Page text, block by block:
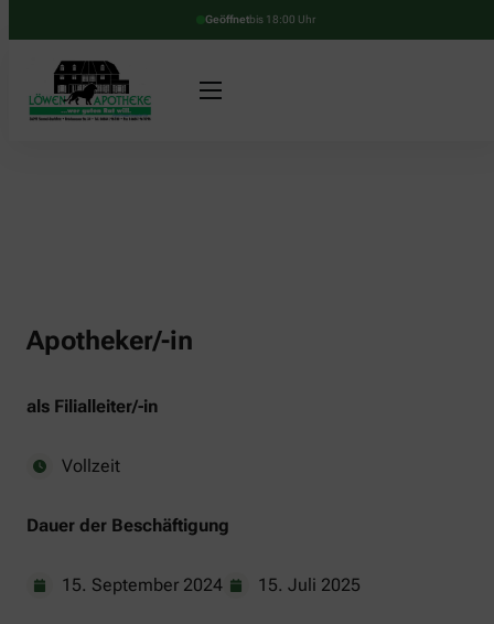
Geöffnetbis 18:00 Uhr
Apotheker/-in
als Filialleiter/-in
Vollzeit
Dauer der Beschäftigung
15. September 2024 15. Juli 2025